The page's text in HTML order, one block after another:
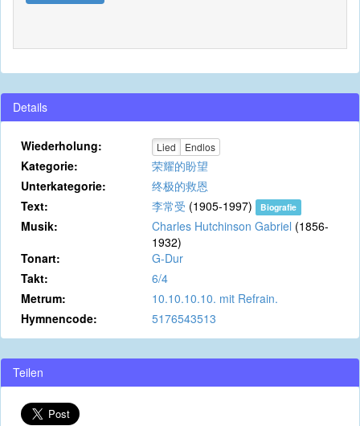
Details
Wiederholung: Lied Endlos
Kategorie:
荣耀的盼望
Unterkategorie:
终极的救恩
Text:
李常受 (1905-1997) Biografie
Musik: Charles Hutchinson Gabriel (1856-
1932)
Tonart:
G-Dur
Takt:
6/4
Metrum:
10.10.10.10. mit Refrain.
Hymnencode:
5176543513
Teilen